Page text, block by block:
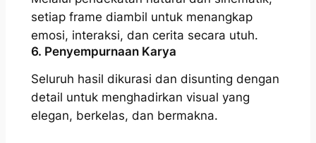
setiap frame diambil untuk menangkap
emosi, interaksi, dan cerita secara utuh.
6. Penyempurnaan Karya
Seluruh hasil dikurasi dan disunting dengan
detail untuk menghadirkan visual yang
elegan, berkelas, dan bermakna.